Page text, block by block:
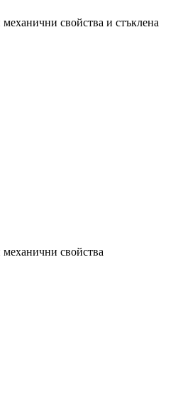
свойства и стъклена
свойства